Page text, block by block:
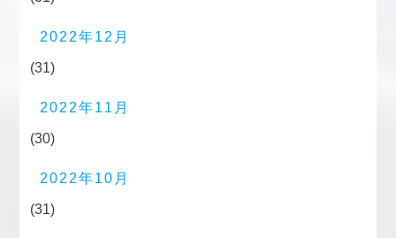
2022年12月
(31)
2022年11月
(30)
2022年10月
(31)